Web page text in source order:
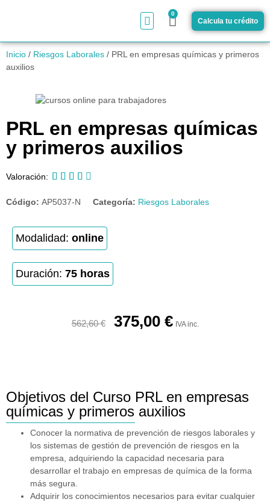
0
Calcula tu crédito
Inicio / Riesgos Laborales / PRL en empresas químicas y primeros
auxilios
PRL en empresas químicas
y primeros auxilios
Valoración:     
Código: AP5037-N Categoría: Riesgos Laborales
Modalidad: online
Duración: 75 horas
562,60€ 375,00 € IVA inc.
Objetivos del Curso PRL en empresas
químicas y primeros auxilios
Conocer la normativa de prevención de riesgos laborales y
los sistemas de gestión de prevención de riesgos en la
empresa, adquiriendo la capacidad necesaria para
desarrollar el trabajo en empresas de química de la forma
más segura.
Adquirir los conocimientos necesarios para evitar cualquier